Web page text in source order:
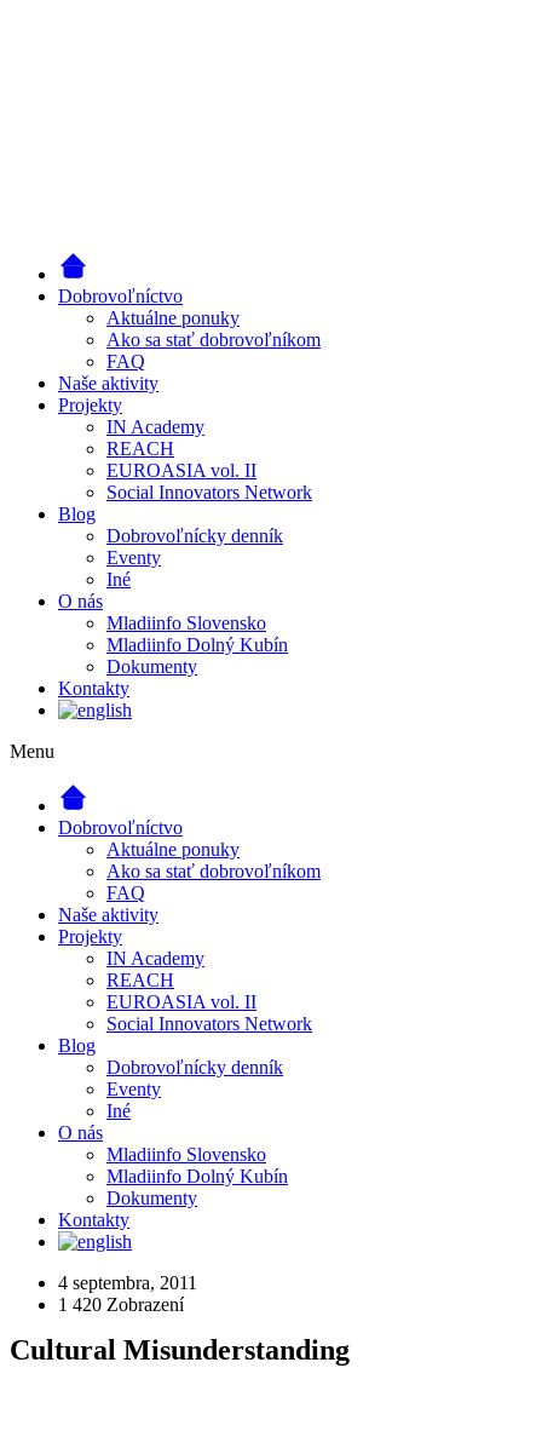
Dobrovoľníctvo
Aktuálne ponuky
Ako sa stať dobrovoľníkom
FAQ
Naše aktivity
Projekty
IN Academy
REACH
EUROASIA vol. II
Social Innovators Network
Blog
Dobrovoľnícky denník
Eventy
Iné
O nás
Mladiinfo Slovensko
Mladiinfo Dolný Kubín
Dokumenty
Kontakty
Menu
Dobrovoľníctvo
Aktuálne ponuky
Ako sa stať dobrovoľníkom
FAQ
Naše aktivity
Projekty
IN Academy
REACH
EUROASIA vol. II
Social Innovators Network
Blog
Dobrovoľnícky denník
Eventy
Iné
O nás
Mladiinfo Slovensko
Mladiinfo Dolný Kubín
Dokumenty
Kontakty
4 septembra, 2011
1 420 Zobrazení
Cultural Misunderstanding